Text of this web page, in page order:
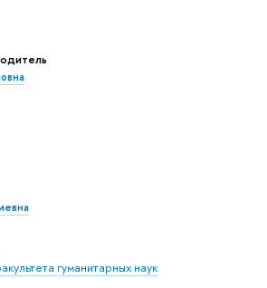
гуманитарных наук